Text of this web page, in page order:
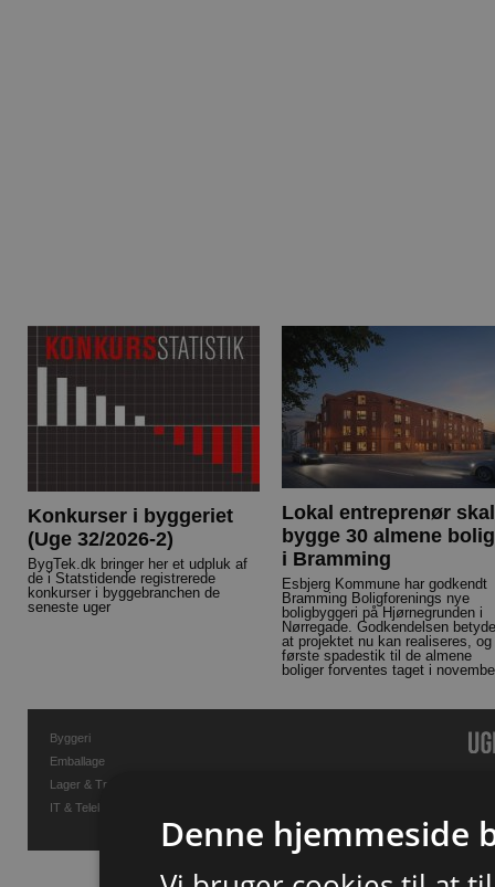
Konkurser i byggeriet
(Uge 32/2026-2)
BygTek.dk bringer her et udpluk af
de i Statstidende registrerede
konkurser i byggebranchen de
seneste uger
Lokal entreprenør skal
bygge 30 almene
i Bramming
Esbjerg Kommune har godkendt
Bramming Boligforenings nye
boligbyggeri på Hjørnegrunden i
Nørregade. Godkendelsen
at projektet nu kan realiseres, og
første spadestik til de almene
boliger forventes taget i
Byggeri
Emballage
Lager & Transport
IT & Telekommunikation
Denne hjemmeside